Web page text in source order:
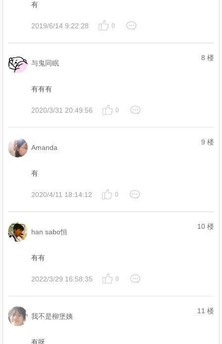
有
2019/6/14 9:22:28 0
与鬼同眠
8 楼
有有有
2020/3/31 20:49:56 0
Amanda
9 楼
有
2020/4/11 18:14:12 0
han sabo恒
10 楼
有有
2022/3/29 16:58:35 0
我不是柳堡姨
11 楼
有呀